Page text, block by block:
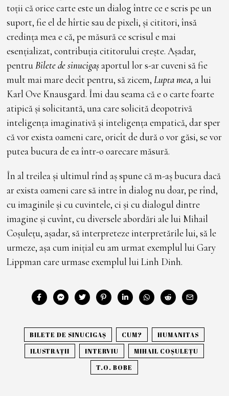
toții că orice carte este un dialog între ce e scris pe un
suport, fie el de hîrtie sau de pixeli, și cititori, însă
credința mea e că, pe măsură ce scrisul e mai
esențializat, contribuția cititorului crește. Așadar,
pentruBilete de sinucigașaportul lor s-ar cuveni să fie
mult mai mare decît pentru, să zicem,Lupta mea, a lui
Karl Ove Knausgard. Îmi dau seama că e o carte foarte
atipică și solicitantă, una care solicită deopotrivă
inteligența imaginativă și inteligența empatică, dar sper
că vor exista oameni care, oricît de dură o vor găsi, se vor
putea bucura de ea într-o oarecare măsură.
În al treilea și ultimul rînd aș spune că m-aș bucura dacă
ar exista oameni care să intre în dialog nu doar, pe rînd,
cu imaginile și cu cuvintele, ci și cu dialogul dintre
imagine și cuvînt, cu diversele abordări ale lui Mihail
Coșulețu, așadar, să interpreteze interpretările lui, să le
urmeze, așa cum inițial eu am urmat exemplul lui Gary
Lippman care urmase exemplul lui Linh Dinh.
BILETE DE SINUCIGAȘ CUM?
HUMANITAS
ILUSTRAȚII
INTERVIU
MIHAIL COȘULEȚU
T.O. BOBE